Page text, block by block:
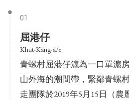
01
屈港仔
Khut-Káng-á/e
青螺村屈港仔滬為一口單滬
山外海的潮間帶，緊鄰青螺
走團隊於2019年5月15日（